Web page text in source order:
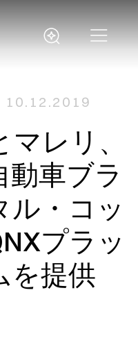
10.12.2019
レリ、
動車ブラ
ル・コッ
プラッ
を提供